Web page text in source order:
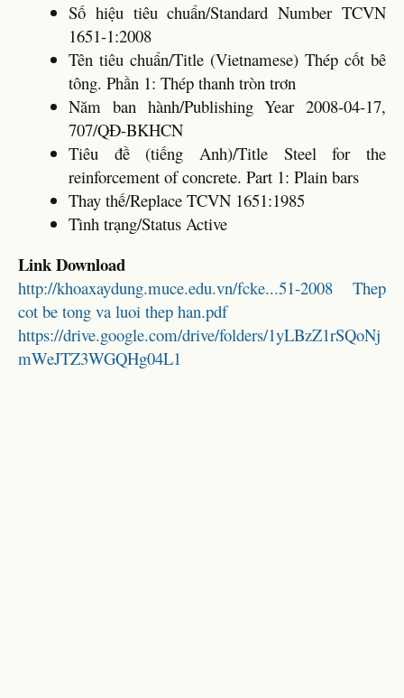
Số hiệu tiêu chuẩn/Standard Number TCVN
1651-1:2008
Tên tiêu chuẩn/Title (Vietnamese) Thép cốt bê
tông. Phần 1: Thép thanh tròn trơn
Năm ban hành/Publishing Year 2008-04-17,
707/QĐ-BKHCN
Tiêu đề (tiếng Anh)/Title Steel for the
reinforcement of concrete. Part 1: Plain bars
Thay thế/Replace TCVN 1651:1985
Tình trạng/Status Active
Link Download
http://khoaxaydung.muce.edu.vn/fcke...51-2008 Thep
cot be tong va luoi thep han.pdf
https://drive.google.com/drive/folders/1yLBzZ1rSQoNj
mWeJTZ3WGQHg04L1